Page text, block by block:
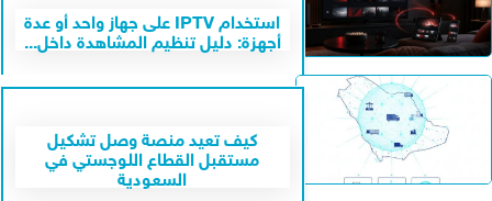
استخدام IPTV على جهاز واحد أو عدة
أجهزة: دليل تنظيم المشاهدة داخل...
كيف تعيد منصة وصل تشكيل
مستقبل القطاع اللوجستي في
السعودية